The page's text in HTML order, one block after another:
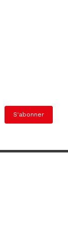
S'abonner